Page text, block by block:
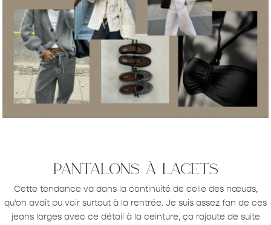
pantalons à lacets
Cette tendance va dans la continuité de celle des nœuds,
qu’on avait pu voir surtout à la rentrée. Je suis assez fan de ces
jeans larges avec ce détail à la ceinture, ça rajoute de suite